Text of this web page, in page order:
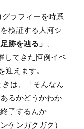
グラフィーを時系
検証する大河シ
跡を辿る」 、
してきた恒例イベ
迎えます。
は、「そんなん
るかどうかわか
了するんか
ケンガクガク）